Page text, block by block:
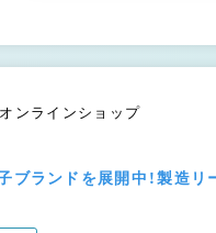
オンラインショップ
ランドを展開中！製造リ